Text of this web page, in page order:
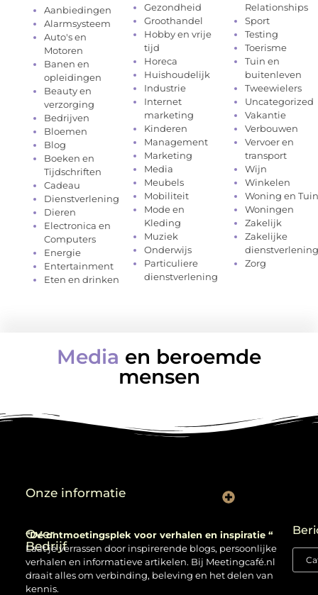
Aanbiedingen
Alarmsysteem
Auto's en
Motoren
Banen en
opleidingen
Beauty en
verzorging
Bedrijven
Bloemen
Blog
Boeken en
Tijdschriften
Cadeau
Dienstverlening
Dieren
Electronica en
Computers
Energie
Entertainment
Eten en drinken
Gezondheid
Groothandel
Hobby en vrije
tijd
Horeca
Huishoudelijk
Industrie
Internet
marketing
Kinderen
Management
Marketing
Media
Meubels
Mobiliteit
Mode en
Kleding
Muziek
Onderwijs
Particuliere
dienstverlening
Relationships
Sport
Testing
Toerisme
Tuin en
buitenleven
Tweewielers
Uncategorized
Vakantie
Verbouwen
Vervoer en
transport
Wijn
Winkelen
Woning en Tuin
Woningen
Zakelijk
Zakelijke
dienstverlening
Zorg
Media en beroemde
mensen
Over
Bedrijf
“Dé ontmoetingsplek voor verhalen en inspiratie “
Laat je verrassen door inspirerende blogs, persoonlijke
verhalen en informatieve artikelen. Bij Meetingcafé.nl
draait alles om verbinding, beleving en het delen van
kennis.
Onze informatie